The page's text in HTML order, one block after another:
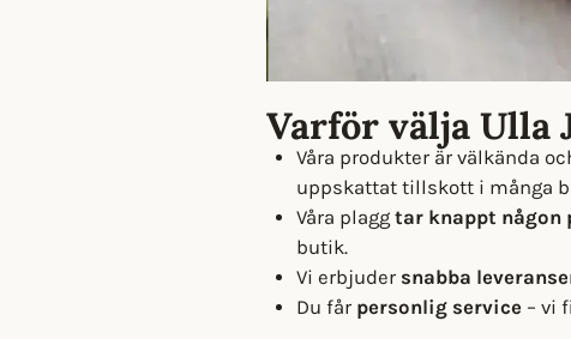
Varför välja Ulla
Våra produkter är välkända
uppskattat tillskott i många
Våra plagg tar knappt någon
butik.
Vi erbjuder snabba
Du får personlig service – vi